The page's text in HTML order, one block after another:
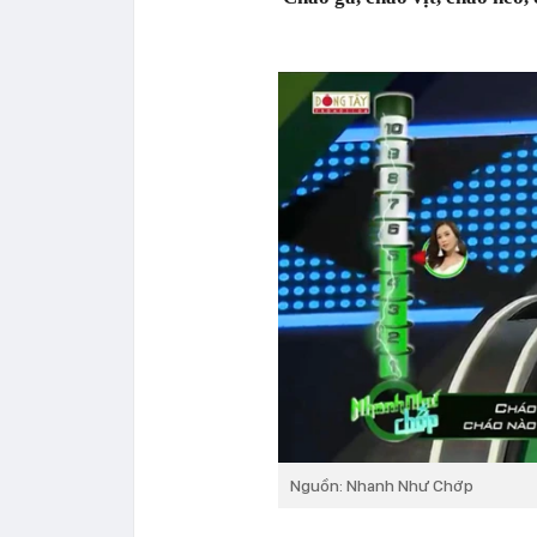
Nguồn: Nhanh Như Chớp